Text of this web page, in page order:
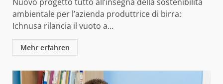
ambientale per l’azienda produttrice di birra:
Ichnusa rilancia il vuoto a...
Mehr erfahren